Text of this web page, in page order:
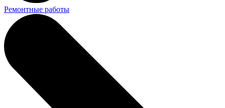
Ремонтные работы